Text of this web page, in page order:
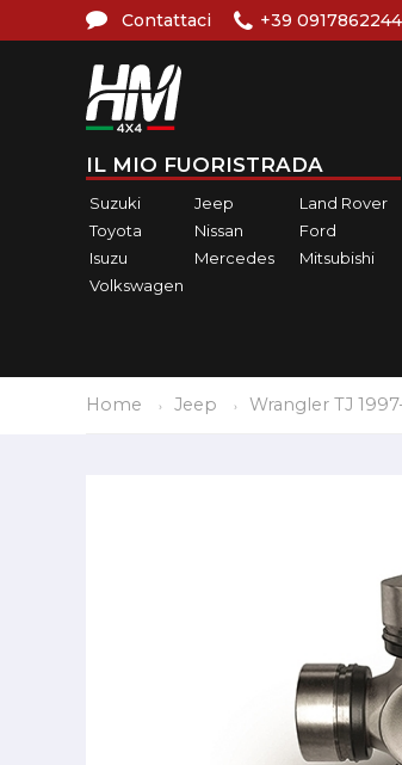
Contattaci +39 0917862244
IL MIO FUORISTRADA
Suzuki Jeep
Land Rover
Toyota
Nissan
Ford
Isuzu
Mercedes
Mitsubishi
Volkswagen
Home Jeep Wrangler TJ